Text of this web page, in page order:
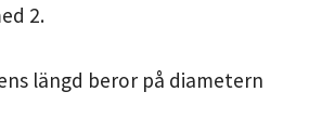
2.
längd beror på diametern